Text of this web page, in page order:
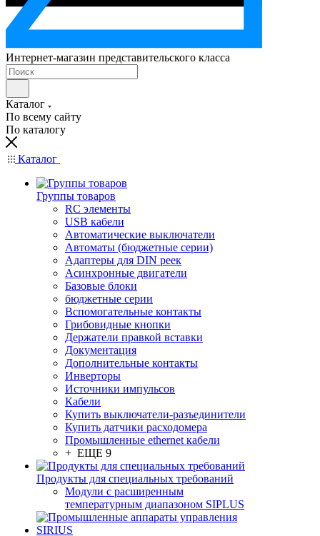
Интернет-магазин представительского класса
Каталог
По всему сайту
По каталогу
Каталог
Группы товаров
RC элементы
USB кабели
Автоматические выключатели
Автоматы (бюджетные серии)
Адаптеры для DIN реек
Асинхронные двигатели
Базовые блоки
бюджетные серии
Вспомогательные контакты
Грибовидные кнопки
Держатели правкой вставки
Документация
Дополнительные контакты
Инверторы
Источники импульсов
Кабели
Купить выключатели-разъединители
Купить датчики расходомера
Промышленные ethernet кабели
+ ЕЩЕ 9
Продукты для специальных требований
Модули с расширенным
температурным диапазоном SIPLUS